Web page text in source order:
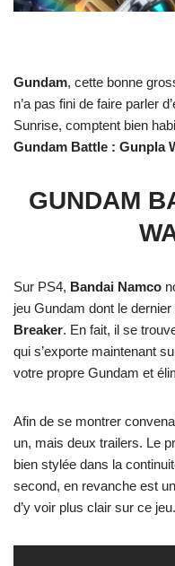
Gundam, cette bonne
n’a pas fini de faire parler
Sunrise, comptent bien
Gundam Battle : Gunpla
GUNDAM
Sur PS4, Bandai Namco
jeu Gundam dont le
Breaker. En fait, il se
qui s’exporte maintenant
votre propre Gundam et
Afin de se montrer
un, mais deux trailers. Le
bien stylée dans la
second, en revanche est
d’y voir plus clair sur ce